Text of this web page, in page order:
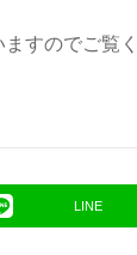
すのでご覧
LINE